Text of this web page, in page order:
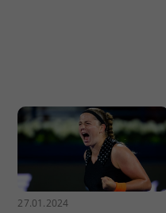
27.01.2024